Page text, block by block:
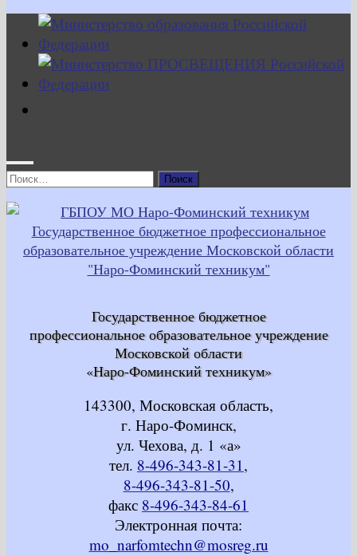
Найти:
Государственное бюджетное
профессиональное образовательное учреждение
Московской области
«Наро-Фоминский техникум»
143300, Московская область,
г. Наро-Фоминск,
ул. Чехова, д. 1 «а»
тел. 8-496-343-81-31,
8-496-343-81-50,
факс 8-496-343-84-61
Электронная почта:
mo_narfomtechn@mosreg.ru